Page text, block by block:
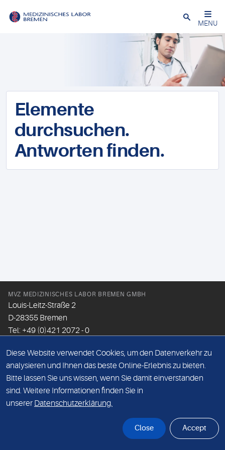
Schließen
MENU
Elemente
durchsuchen.
Antworten finden.
MVZ MEDIZINISCHES LABOR BREMEN GMBH
Louis-Leitz-Straße 2
D-28355 Bremen
Tel: +49 (0)421 2072 - 0
Email:info@mlhb.de
DATENSCHUTZ
IMPRESSUM
Diese Website verwendet Cookies, um den Datenverkehr zu
analysieren und Ihnen das beste Online-Erlebnis zu bieten.
Bitte lassen Sie uns wissen, wenn Sie damit einverstanden
sind. Weitere Informationen finden Sie in
unserer Datenschutzerklärung.
Close Accept